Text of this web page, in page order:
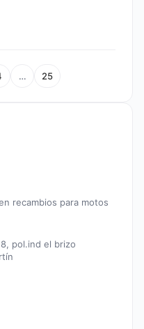
… 25
recambios para motos
pol.ind el brizo